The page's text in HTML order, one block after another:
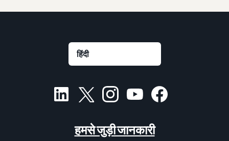
हमसे जुड़ी जानकारी